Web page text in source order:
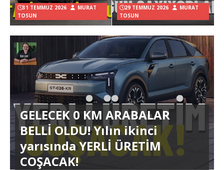
31 TEMMUZ 2026
MURAT
TOSUN
29 TEMMUZ 2026
MURAT
TOSUN
GELECEK 0 KM ARABALAR
BELLİ OLDU! Yılın ikinci
yarısında YERLİ ÜRETİM
COŞACAK!